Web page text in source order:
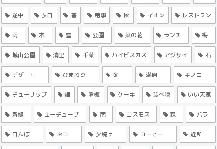
途中 夕日 春 用事 秋 イオン レストラン
雨 木 雪 公園 菜の花 ランチ 梅
城山公園 清里 千葉 ハイビスカス アジサイ 石
デザート ひまわり 冬 満開 キノコ
チューリップ 畑 看板 ケーキ 食べ物 いい天気
新緑 ユーチューブ 南 コスモス 森 バラ
田んぼ ネコ 夕焼け コーヒー 近所